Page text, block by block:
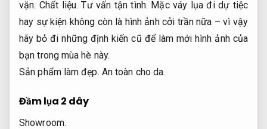
vặn. Chất liệu. Tư vấn tận tình. Mặc váy lụa đi dự tiệc
hay sự kiện không còn là hình ảnh cởi trần nữa – vì vậy
hãy bỏ đi những định kiến ​​cũ để làm mới hình ảnh của
bạn trong mùa hè này.
Sản phẩm làm đẹp. An toàn cho da.
Đầm lụa 2 dây
Showroom.